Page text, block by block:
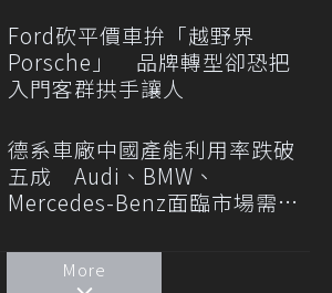
Ford砍平價車拚「越野界
Porsche」 品牌轉型卻恐把
入門客群拱手讓人
德系車廠中國產能利用率跌破
五成 Audi、BMW、
Mercedes-Benz面臨市場需求
More